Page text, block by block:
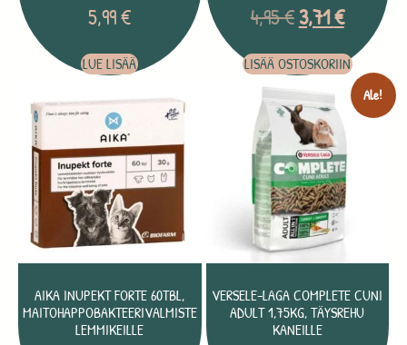
5,99€
LUE LISÄÄ
4,95€ 3,71€
LISÄÄ OSTOSKORIIN
AIKA INUPEKT FORTE 60TBL,
MAITOHAPPOBAKTEERIVALMISTE
LEMMIKEILLE
Ale!
VERSELE-LAGA COMPLETE CUNI
ADULT 1,75KG, TÄYSREHU
KANEILLE